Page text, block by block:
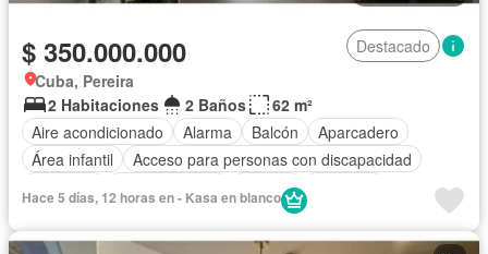
$ 350.000.000
Destacado
Cuba, Pereira
2 Habitaciones
2 Baños
62 m²
Aire acondicionado
Alarma Balcón
Aparcadero
Área infantil
Acceso para personas con discapacidad
Internet
Sauna
Seguridad privada
Piscina Agua
Hace 5 días, 12 horas en - Kasa en blanco